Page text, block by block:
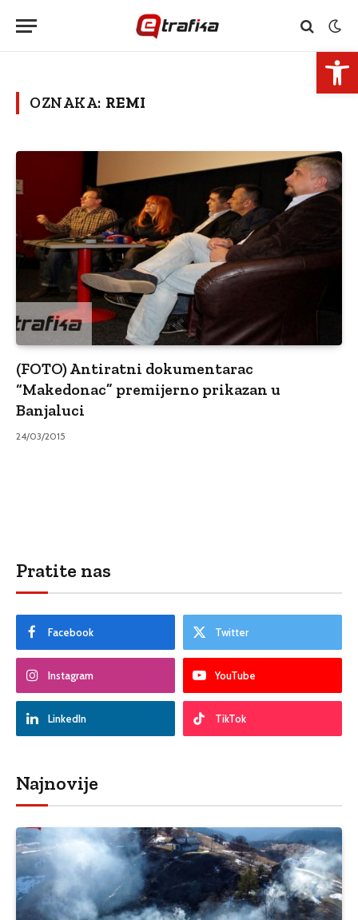
OZNAKA: REMI
(FOTO) Antiratni dokumentarac
“Makedonac” premijerno prikazan u
Banjaluci
24/03/2015
Pratite nas
Facebook Twitter
Instagram YouTube
LinkedIn TikTok
Najnovije